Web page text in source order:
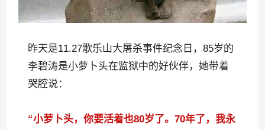
昨天是11.27歌乐山大屠杀事件纪念日，85岁的
李碧涛是小萝卜头在监狱中的好伙伴，她带着
哭腔说：
“小萝卜头，你要活着也80岁了。70年了，我永